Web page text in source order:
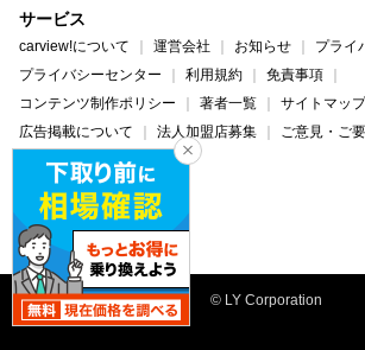
サービス
carview!について 運営会社 お知らせ
プライ
プライバシーセンター
利用規約
免責事項
コンテンツ制作ポリシー
著者一覧
サイトマップ
広告掲載について
法人加盟店募集
ご意見・ご
ヘルプ・お問い合わせ
carview! Yahoo! JAPAN
© LY Corporation